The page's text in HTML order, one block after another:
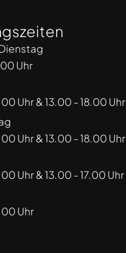
Uhr
Uhr & 13.00 - 18.00 Uhr
Uhr & 13.00 - 18.00 Uhr
Uhr & 13.00 - 17.00 Uhr
Uhr